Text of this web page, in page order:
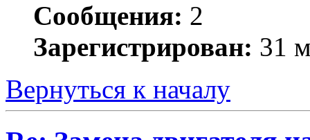
Сообщения: 2
Зарегистрирован: 31
Вернуться к началу